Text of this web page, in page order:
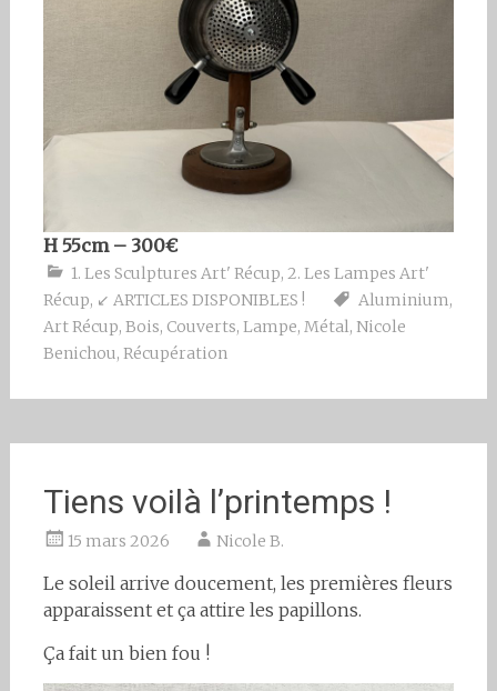
H 55cm – 300€
1. Les Sculptures Art' Récup, 2. Les Lampes Art'
Récup, ↙ ARTICLES DISPONIBLES ! Aluminium,
Art Récup, Bois, Couverts, Lampe, Métal, Nicole
Benichou, Récupération
Tiens voilà l’printemps !
15 mars 2026 Nicole B.
Le soleil arrive doucement, les premières fleurs
apparaissent et ça attire les papillons.
Ça fait un bien fou !